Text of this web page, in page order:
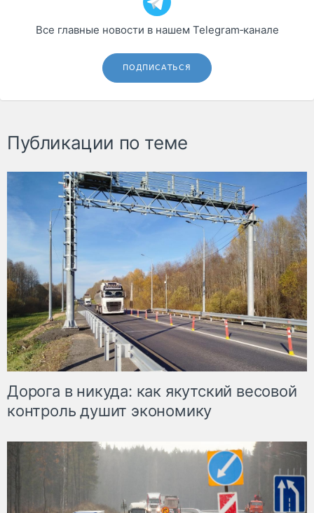
Все главные новости в нашем Telegram‑канале
ПОДПИСАТЬСЯ
Публикации по теме
Дорога в никуда: как якутский весовой
контроль душит экономику